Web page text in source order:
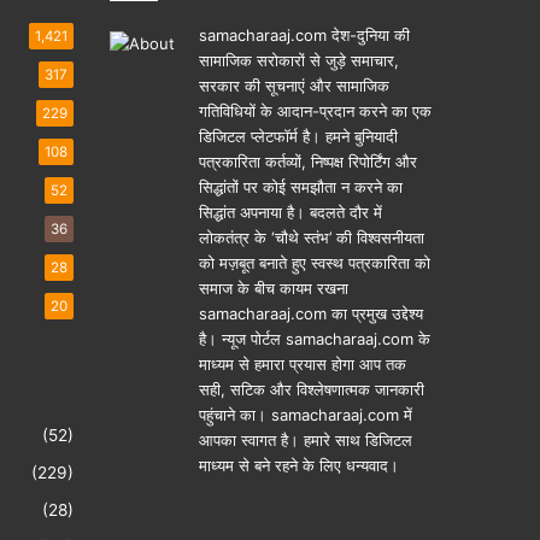
1,421
317
229
108
52
36
28
20
(52)
(229)
(28)
samacharaaj.com देश-दुनिया की
सामाजिक सरोकारों से जुड़े समाचार,
सरकार की सूचनाएं और सामाजिक
गतिविधियाें के आदान-प्रदान करने का एक
डिजिटल प्लेटफॉर्म है। हमने बुनियादी
पत्रकारिता कर्तव्यों, निष्पक्ष रिपोर्टिंग और
सिद्धांतों पर कोई समझौता न करने का
सिद्धांत अपनाया है। बदलते दौर में
लोकतंत्र के ‘चौथे स्तंभ’ की विश्वसनीयता
को मज़बूत बनाते हुए स्वस्थ पत्रकारिता को
समाज के बीच कायम रखना
samacharaaj.com का प्रमुख उद्देश्य
है। न्यूज पोर्टल samacharaaj.com के
माध्यम से हमारा प्रयास होगा आप तक
सही, सटिक और विश्लेषणात्मक जानकारी
पहुंचाने का। samacharaaj.com में
आपका स्‍वागत है। हमारे साथ डिजिटल
माध्‍यम से बने रहने के लिए धन्‍यवाद।